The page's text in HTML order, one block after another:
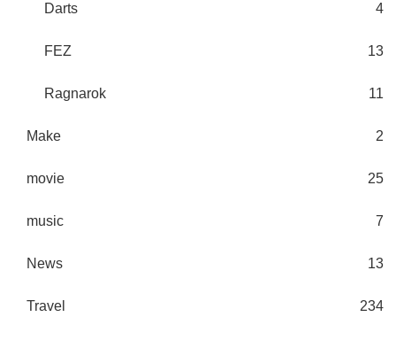
Darts 4
FEZ 13
Ragnarok 11
Make 2
movie 25
music 7
News 13
Travel 234